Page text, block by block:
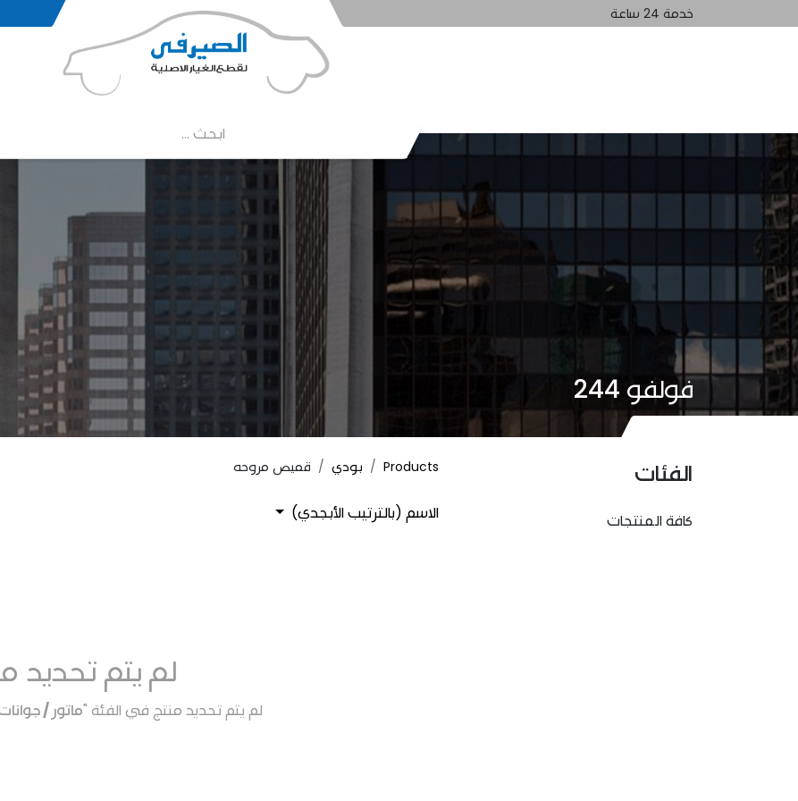
خدمة 24 ساعة
فولفو 244
الفئات
كافة المنتجات
Products بودي قميص مروحه
الاسم (بالترتيب الأبجدي)
لم يتم تحديد
لم يتم تحديد منتج في الفئة "ماتور /